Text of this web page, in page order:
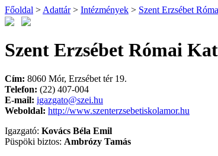
Főoldal > Adattár> Intézmények > Szent Erzsébet
Szent Erzsébet Római
Cím: 8060 Mór, Erzsébet tér 19.
Telefon: (22) 407-004
E-mail: igazgato@szei.hu
Weboldal: http://www.szenterzsebetiskolamor.hu
Igazgató: Kovács Béla Emil
Püspöki biztos: Ambrózy Tamás